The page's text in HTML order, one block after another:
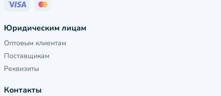
Юридическим лицам
Оптовым клиентам
Поставщикам
Реквизиты
Контакты